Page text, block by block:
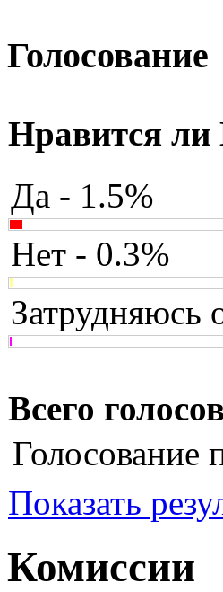
Голосование
Нравится
Да - 1.5%
Нет - 0.3%
Затрудняюсь
Всего
Голосование
Показать
Комиссии